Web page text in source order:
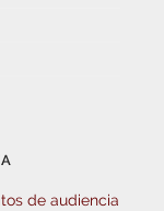
de audiencia